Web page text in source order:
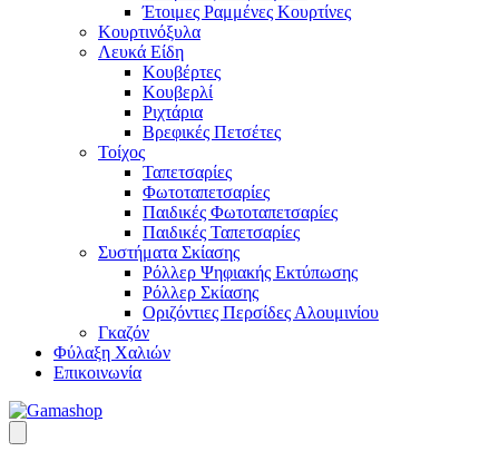
Έτοιμες Ραμμένες Κουρτίνες
Κουρτινόξυλα
Λευκά Είδη
Κουβέρτες
Κουβερλί
Ριχτάρια
Βρεφικές Πετσέτες
Τοίχος
Ταπετσαρίες
Φωτοταπετσαρίες
Παιδικές Φωτοταπετσαρίες
Παιδικές Ταπετσαρίες
Συστήματα Σκίασης
Ρόλλερ Ψηφιακής Εκτύπωσης
Ρόλλερ Σκίασης
Οριζόντιες Περσίδες Αλουμινίου
Γκαζόν
Φύλαξη Χαλιών
Επικοινωνία